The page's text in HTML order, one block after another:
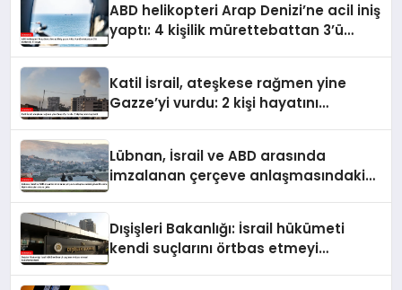
ABD helikopteri Arap Denizi’ne acil iniş
yaptı: 4 kişilik mürettebattan 3’ü
Katil İsrail, ateşkese rağmen yine
Gazze’yi vurdu: 2 kişi hayatını
Lübnan, İsrail ve ABD arasında
imzalanan çerçeve anlaşmasındaki
Dışişleri Bakanlığı: İsrail hükümeti
kendi suçlarını örtbas etmeyi